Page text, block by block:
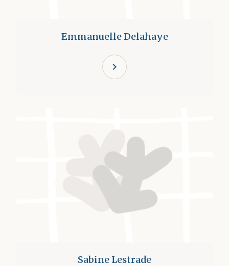
Emmanuelle Delahaye
chevron_right
Sabine Lestrade